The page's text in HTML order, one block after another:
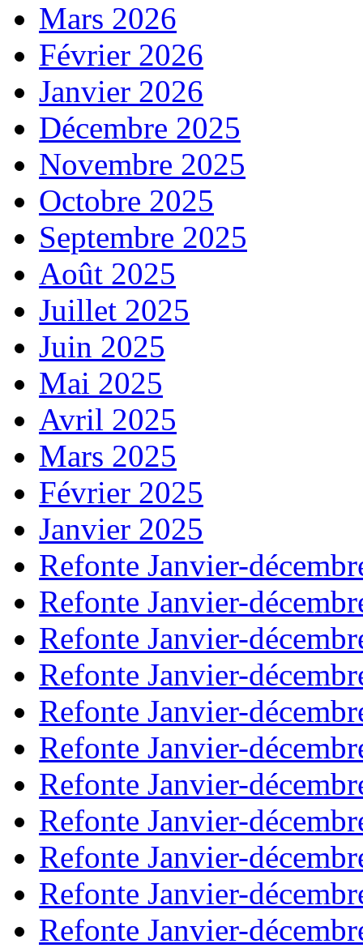
Mars 2026
Février 2026
Janvier 2026
Décembre 2025
Novembre 2025
Octobre 2025
Septembre 2025
Août 2025
Juillet 2025
Juin 2025
Mai 2025
Avril 2025
Mars 2025
Février 2025
Janvier 2025
Refonte Janvier-
Refonte Janvier-
Refonte Janvier-
Refonte Janvier-
Refonte Janvier-
Refonte Janvier-
Refonte Janvier-
Refonte Janvier-
Refonte Janvier-
Refonte Janvier-
Refonte Janvier-